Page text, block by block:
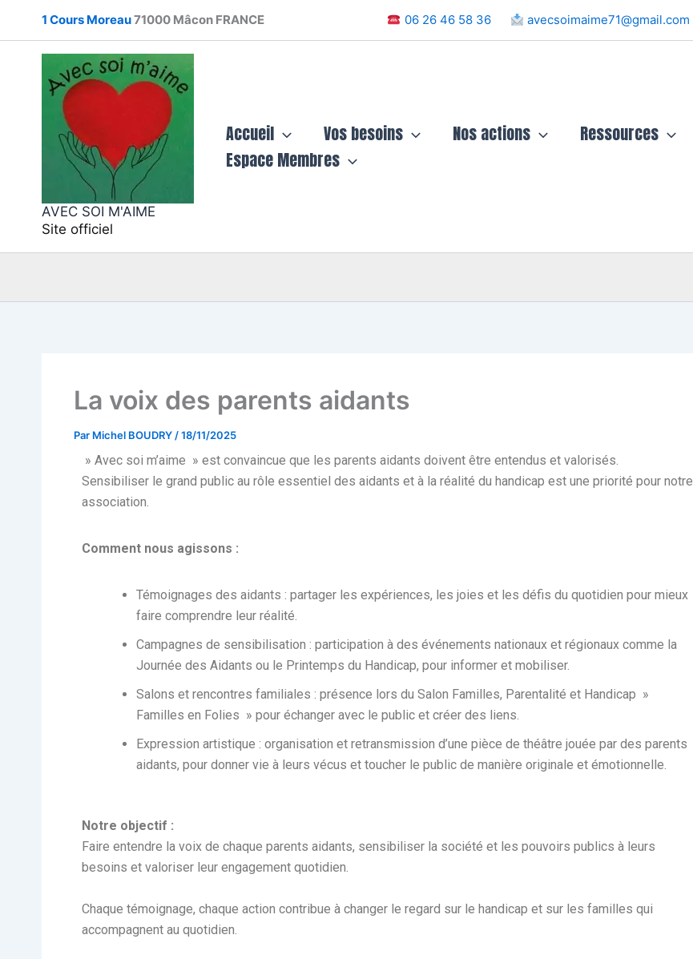
contenu
1 Cours Moreau71000 Mâcon FRANCE 06 26 46 58 36 avecsoimaime71@gmail.com
AVEC SOI M'AIME
Site officiel
Accueil Vos besoins Nos actions Ressources
Espace Membres
La voix des parents aidants
Par Michel BOUDRY /18/11/2025
» Avec soi m’aime » est convaincue que les parents aidants doivent être entendus et valorisés.
Sensibiliser le grand public au rôle essentiel des aidants et à la réalité du handicap est une priorité pour notre
association.
Comment nous agissons :
Témoignages des aidants : partager les expériences, les joies et les défis du quotidien pour mieux
faire comprendre leur réalité.
Campagnes de sensibilisation : participation à des événements nationaux et régionaux comme la
Journée des Aidants ou le Printemps du Handicap, pour informer et mobiliser.
Salons et rencontres familiales : présence lors du Salon Familles, Parentalité et Handicap »
Familles en Folies » pour échanger avec le public et créer des liens.
Expression artistique : organisation et retransmission d’une pièce de théâtre jouée par des parents
aidants, pour donner vie à leurs vécus et toucher le public de manière originale et émotionnelle.
Notre objectif :
Faire entendre la voix de chaque parents aidants, sensibiliser la société et les pouvoirs publics à leurs
besoins et valoriser leur engagement quotidien.
Chaque témoignage, chaque action contribue à changer le regard sur le handicap et sur les familles qui
accompagnent au quotidien.